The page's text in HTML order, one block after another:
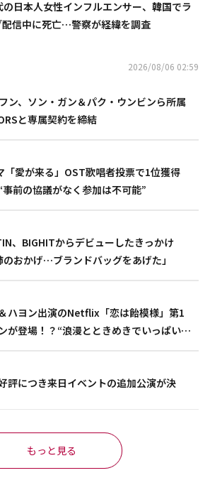
の日本人女性インフルエンサー、韓国でラ
配信中に死亡…警察が経緯を調査
2026/08/06 02:59
ン、ソン・ガン＆パク・ウンビンら所属
と専属契約を締結
「愛が来る」OST歌唱者投票で1位獲得
前の協議がなく参加は不可能”
、BIGHITからデビューしたきっかけ
おかげ…ブランドバッグをあげた」
ハヨン出演のNetflix「恋は飴模様」第1
が登場！？“浪漫とときめきでいっぱいの
評につき来日イベントの追加公演が決
もっと見る